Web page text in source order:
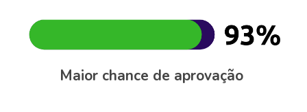
Maior chance de aprovação